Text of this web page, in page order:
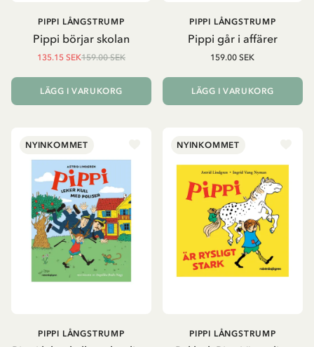
Pippi börjar skolan
PIPPI LÅNGSTRUMP
135.15 SEK159.00 SEK
LÄGG I VARUKORG
Pippi går i affärer
PIPPI LÅNGSTRUMP
159.00 SEK
LÄGG I VARUKORG
NYINKOMMET
PIPPI LÅNGSTRUMP
NYINKOMMET
PIPPI LÅNGSTRUMP